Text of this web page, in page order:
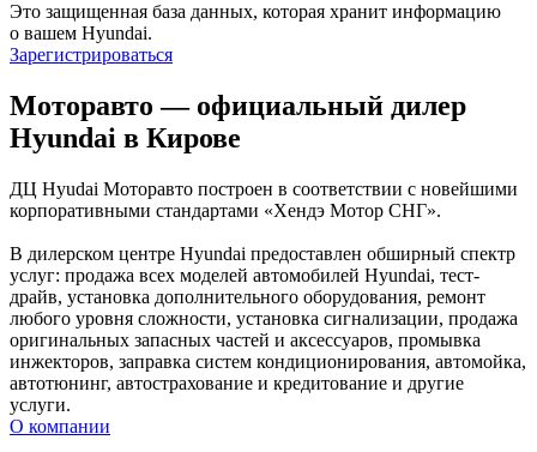
Это защищенная база данных, которая хранит информацию
о вашем Hyundai.
Зарегистрироваться
Моторавто — официальный дилер
Hyundai в Кирове
ДЦ Hyudai Моторавто построен в соответствии с новейшими
корпоративными стандартами «Хендэ Мотор СНГ».
В дилерском центре Hyundai предоставлен обширный спектр
услуг: продажа всех моделей автомобилей Hyundai, тест-
драйв, установка дополнительного оборудования, ремонт
любого уровня сложности, установка сигнализации, продажа
оригинальных запасных частей и аксессуаров, промывка
инжекторов, заправка систем кондиционирования, автомойка,
автотюнинг, автострахование и кредитование и другие
услуги.
О компании